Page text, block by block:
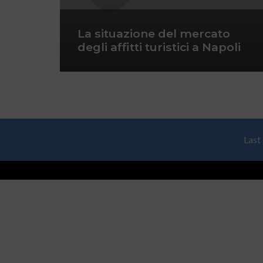
La situazione del mercato
degli affitti turistici a Napoli